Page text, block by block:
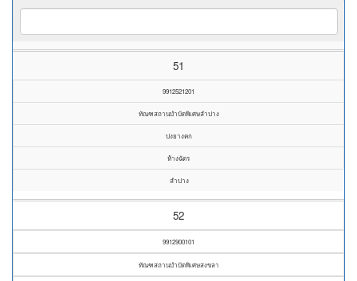
51
9912521201
ทัณฑสถานบำบัดพิเศษลำปาง
ปงยางคก
ห้างฉัตร
ลำปาง
52
9912900101
ทัณฑสถานบำบัดพิเศษสงขลา